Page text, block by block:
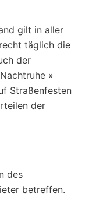
gilt in aller
täglich die
der
»
Straßenfesten
der
des
betreffen.